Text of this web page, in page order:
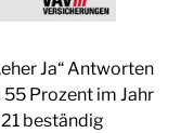
Ja“ Antworten
Prozent im Jahr
beständig